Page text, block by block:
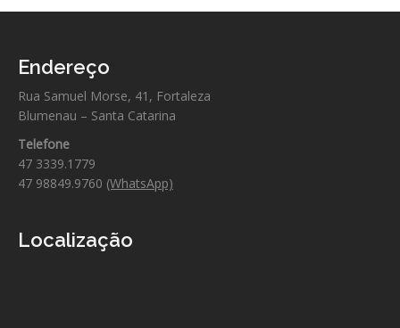
Endereço
Rua Samuel Morse, 41, Fortaleza
Blumenau – Santa Catarina
Telefone
47 3339.1779
47 98849.9760 (WhatsApp)
Localização